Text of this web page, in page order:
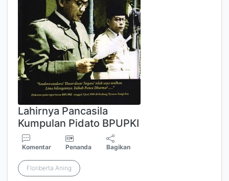
Lahirnya Pancasila
Kumpulan Pidato BPUPKI
Komentar Penanda Bagikan
Floriberta Aning